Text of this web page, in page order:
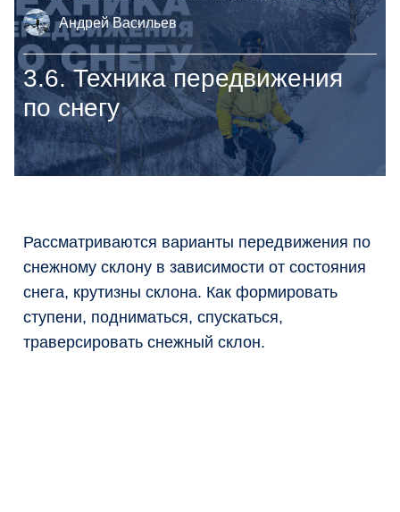
Андрей Васильев
3.6.Техника передвижения
по снегу
Рассматриваются варианты передвижения по
снежному склону в зависимости от состояния
снега, крутизны склона. Как формировать
ступени, подниматься, спускаться,
траверсировать снежный склон.